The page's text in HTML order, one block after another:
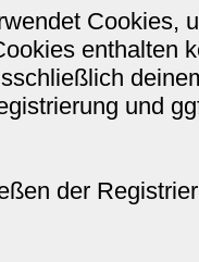
Cookies,
enthalten
und
der